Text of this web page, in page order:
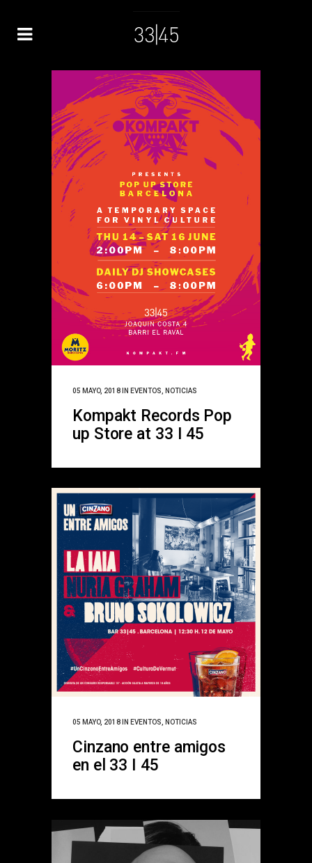
05 MAYO, 2018 IN EVENTOS NOTICIAS
Kompakt Records Pop
up Store at 33 I 45
05 MAYO, 2018 IN EVENTOS NOTICIAS
Cinzano entre amigos
en el 33 I 45